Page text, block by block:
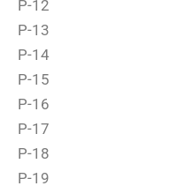
P-12
P-13
P-14
P-15
P-16
P-17
P-18
P-19